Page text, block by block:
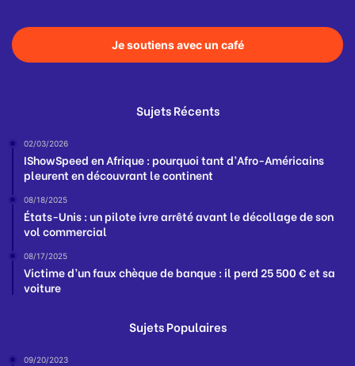
Je soutiens avec un café
Sujets Récents
02/03/2026
IShowSpeed en Afrique : pourquoi tant d’Afro-Américains
pleurent en découvrant le continent
08/18/2025
États-Unis : un pilote ivre arrêté avant le décollage de son
vol commercial
08/17/2025
Victime d’un faux chèque de banque : il perd 25 500 € et sa
voiture
Sujets Populaires
09/20/2023